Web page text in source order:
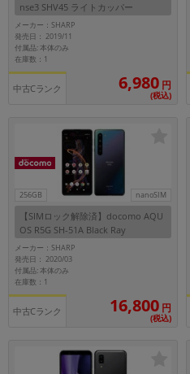
nse3 SHV45 ライトカッパー
メーカー：SHARP
発売日： 2019/11
付属品: 本体のみ
在庫数：1
中古Cランク 6,980 円
(税込)
256GB nanoSIM
【SIMロック解除済】docomo AQU
OS R5G SH-51A Black Ray
メーカー：SHARP
発売日： 2020/03
付属品: 本体のみ
在庫数：1
中古Cランク 16,800 円
(税込)
発売日
各項目のチェックボックスは「or検索」となります。
ただし機能別のみ「and検索」となります。